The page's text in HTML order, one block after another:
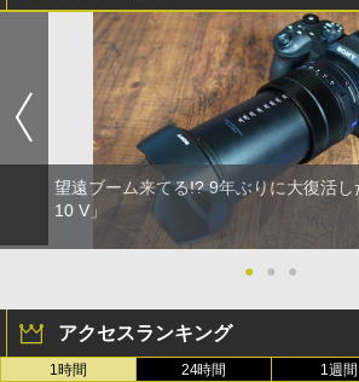
望遠ブーム来てる!? 9年ぶりに大復活
10 V」
● ● ●
アクセスランキング
1時間 24時間 1週間